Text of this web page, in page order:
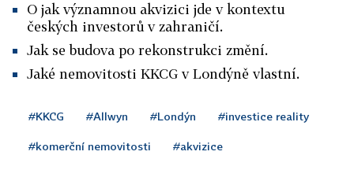
O jak významnou akvizici jde v kontextu
českých investorů v zahraničí.
Jak se budova po rekonstrukci změní.
Jaké nemovitosti KKCG v Londýně vlastní.
#KKCG #Allwyn #Londýn #investice reality
#komerční nemovitosti #akvizice